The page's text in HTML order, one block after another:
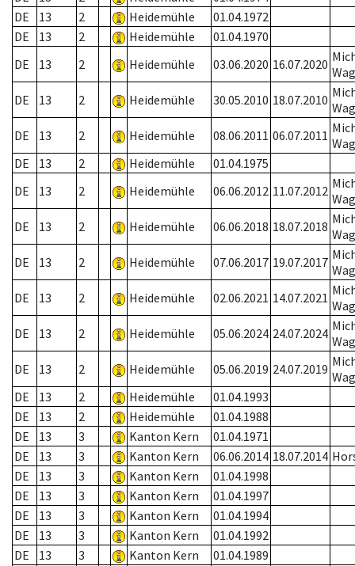
DE
13 2 Heidemühle
01.04.1972
DE
13 2 Heidemühle
01.04.1970
DE
13 2 Heidemühle 03.06.2020 16.07.2020
DE
13 2 Heidemühle 30.05.2010 18.07.2010
DE
13 2 Heidemühle 08.06.2011 06.07.2011
DE
13 2 Heidemühle
01.04.1975
DE
13 2 Heidemühle 06.06.2012 11.07.2012
DE
13 2 Heidemühle 06.06.2018 18.07.2018
DE
13 2 Heidemühle 07.06.2017 19.07.2017
DE
13 2 Heidemühle 02.06.2021 14.07.2021
DE
13 2 Heidemühle 05.06.2024 24.07.2024
DE
13 2 Heidemühle 05.06.2019 24.07.2019
DE
13 2 Heidemühle
01.04.1993
DE
13 2 Heidemühle
01.04.1988
DE
13 3 Kanton Kern
01.04.1971
DE
13 3 Kanton Kern 06.06.2014 18.07.2014
DE
13 3 Kanton Kern
01.04.1998
DE
13 3 Kanton Kern
01.04.1997
DE
13 3 Kanton Kern
01.04.1994
DE
13 3 Kanton Kern
01.04.1992
DE
13 3 Kanton Kern
01.04.1989